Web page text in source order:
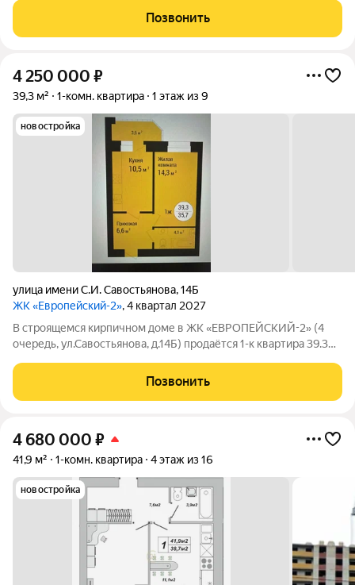
семьи, которая ценит комфорт и
Позвонить
4 250 000 ₽
39,3 м² 1-комн. квартира 1 этаж из 9
новостройка
улица имени С.И. Савостьянова,14Б
ЖК «Европейский-2», 4 квартал 2027
В строящемся кирпичном доме в ЖК «ЕВРОПЕЙСКИЙ-2» (4
очередь, ул.Савостьянова, д.14Б) продаётся 1-к квартира 39.3
Функциональная планировка. Надежный застройщик с
проверенной репутацией ГК
Позвонить
4 680 000 ₽
41,9 м² 1-комн. квартира 4 этаж из 16
новостройка